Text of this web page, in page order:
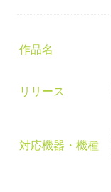
作品名
リリース
対応機器・機種